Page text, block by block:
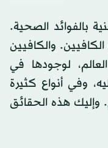
بالفوائد الصحية.
والكافيين
لوجودها في
وفي أنواع كثيرة
وإليك هذه الحقائق